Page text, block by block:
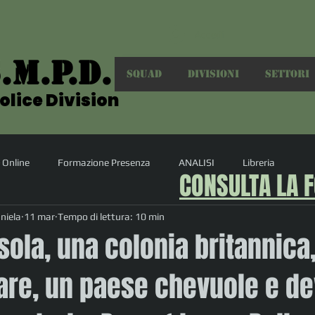
Division
Division
SQUAD DIVISIONI SETTORI
Formazione Presenza ANALISI Libreria
una colonia
un paese chevuole e
11 mar Tempo di lettura: 10 min
CONSULTA LA